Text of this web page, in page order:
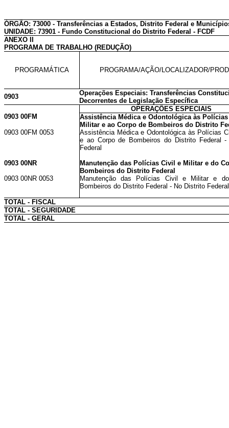
ÓRGÃO: 73000 - Transferências a Estados, Distrito Federal e
UNIDADE: 73901 - Fundo Constitucional do Distrito Federal - FCDF
ANEXO II
PROGRAMA DE TRABALHO (REDUÇÃO)
PROGRAMÁTICA PROGRAMA/AÇÃO/LOCALIZADOR/
0903
Operações Especiais: Transferências
Decorrentes de Legislação Específica
OPERAÇÕES ESPECIAIS
0903 00FM
Assistência Médica e Odontológica às
Militar e ao Corpo de Bombeiros do Distrito
0903 00FM 0053
Assistência Médica e Odontológica às Polícias
e ao Corpo de Bombeiros do Distrito Federal
Federal
0903 00NR
Manutenção das Polícias Civil e Militar e do
Bombeiros do Distrito Federal
0903 00NR 0053
Manutenção das Polícias Civil e Militar e
Bombeiros do Distrito Federal - No Distrito Federal
TOTAL - FISCAL
TOTAL - SEGURIDADE
TOTAL - GERAL